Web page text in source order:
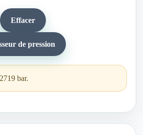
Effacer
de pression
bar.